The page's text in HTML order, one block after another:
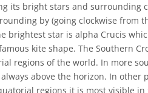
its bright stars and surrounding
by (going clockwise from
brightest star is alpha Crucis
kite shape. The Southern
regions of the world. In more
above the horizon. In other
regions it is most visible in